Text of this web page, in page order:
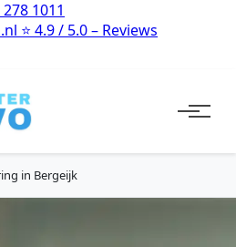
1011
⭐ 4.9 / 5.0 – Reviews
in Bergeijk